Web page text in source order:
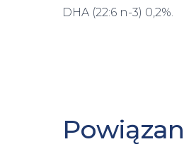
DHA (22:6 n-3) 0,2%.